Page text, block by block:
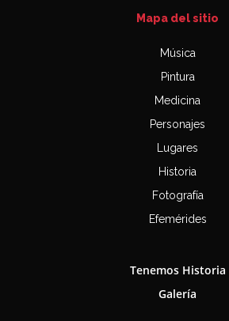
Mapa del sitio
Música
Pintura
Medicina
Personajes
Lugares
Historia
Fotografía
Efemérides
Tenemos Historia
Galería